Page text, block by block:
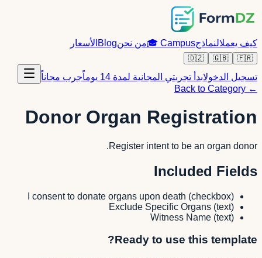
كيف يعملالنماذجCampus
🎓من نحنBlog الأسعار
🇫🇷
🇬🇧
🇩🇿
تسجيل الدخولابدأ تجربتي المجانية لمدة 14 يوماً
جرب مجاناً
← Back to Category
Donor Organ Registration
Register intent to be an organ donor.
Included Fields
I consent to donate organs upon death (checkbox)
Exclude Specific Organs (text)
Witness Name (text)
Ready to use this template?